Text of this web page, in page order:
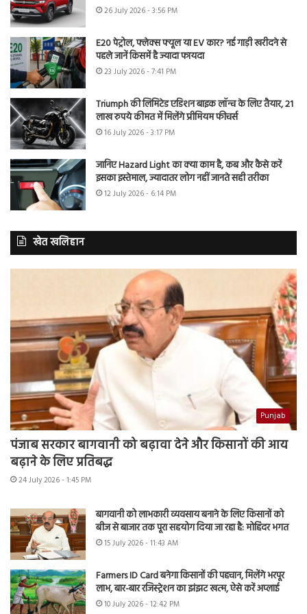
26 July 2026 - 3:56 PM
E20 पेट्रोल, फ्लेक्स फ्यूल या EV कार? नई गाड़ी खरीदने से
पहले जानें किसमें है ज्यादा फायदा
23 July 2026 - 7:41 PM
Triumph की लिमिटेड एडिशन बाइक लॉन्च के लिए तैयार, 21
लाख रुपये कीमत में मिलेंगे प्रीमियम फीचर्स
16 July 2026 - 3:17 PM
जानिए Hazard Light का क्या काम है, कब और कैसे करें
इसका इस्तेमाल, ज्यादातर लोग नहीं जानते सही तरीका
12 July 2026 - 6:14 PM
खेत खलिहान
Punjab
पंजाब सरकार बागवानी को बढ़ावा देने और किसानों की आय
बढ़ाने के लिए प्रतिबद्ध
24 July 2026 - 1:45 PM
बागवानी को लाभकारी व्यवसाय बनाने के लिए किसानों को
बीज से बाजार तक पूरा सहयोग दिया जा रहा है: मोहिंदर भगत
15 July 2026 - 11:43 AM
Farmers ID Card बनेगा किसानों की पहचान, मिलेंगे भरपूर
लाभ, बार-बार रजिस्ट्रेशन का झंझट खत्म, ऐसे करें अप्लाई
10 July 2026 - 12:42 PM